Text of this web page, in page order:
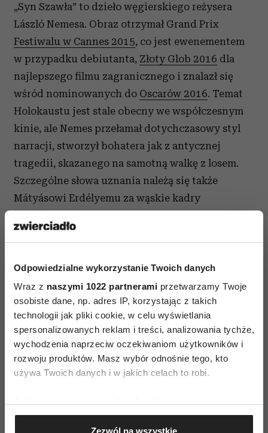
Odpowiedzialne wykorzystanie Twoich danych
Wraz z naszymi 1022 partnerami przetwarzamy Twoje
osobiste dane, np. adres IP, korzystając z takich
technologii jak pliki cookie, w celu wyświetlania
spersonalizowanych reklam i treści, analizowania tychże,
wychodzenia naprzeciw oczekiwaniom użytkowników i
rozwoju produktów. Masz wybór odnośnie tego, kto
używa Twoich danych i w jakich celach to robi.
Gromadzić dane dotyczące Twojej lokalizacji
Zezwól na wszystkie
„Syn Szawła” to dzieło węgierskiego reżysera
László Nemesa. Obraz otrzymał Grand Prix
Festiwalu w Cannes 2015, co jest ewenementem
w przypadku debiutanta, Złoty Glob 2016 dla
najlepszego filmu zagranicznego i znalazł się
wśród nominowanych do Oscarów 2016. Temat
Holokaustu jest stale obecny we współczesnym
kinie, ale Nemes przełamał dotychczasowy styl
narracji, stworzył bohatera jak z antycznej
tragedii, skazanego na samotną walkę z losem.
Szczególne słowa uznania należą się także
Mátyásowi Erdélyemu za wąskie kadry
zagrożenia i László Melisowi za niepokojącą
scen, ale jego realizm, intensywność, rytm wprost
duszą.
„Wierzę, że w tej mrocznej historii jest także
sporo nadziei. Choć wydaje się, że
moralność, wartości, religia zostały całkowicie
porzucone, to nagle jeden człowiek zaczyna
wsłuchiwać się w cichutki głos dobiegający
daremnego i bezużytecznego uczynku, który